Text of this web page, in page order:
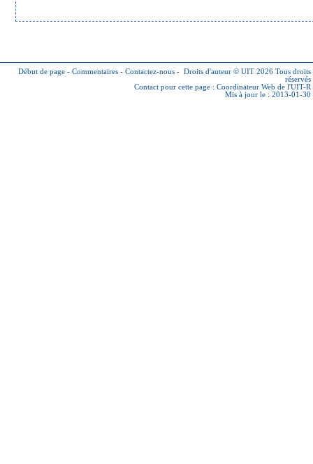
Début de page - Commentaires - Contactez-nous - Droits d'auteur © UIT 2026 Tous droits
réservés
Contact pour cette page : Coordinateur Web de l'UIT-R
Mis à jour le : 2013-01-30